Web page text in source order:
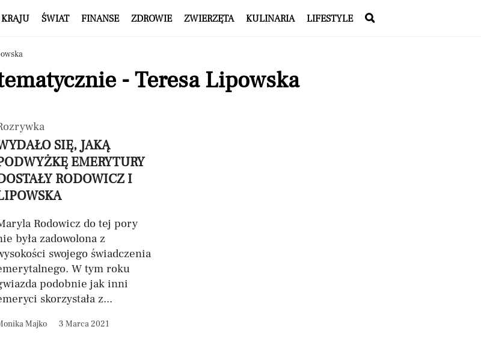
ŚWIAT FINANSE ZDROWIE ZWIERZĘTA KULINARIA LIFESTYLE
- Teresa Lipowska
SIĘ, JAKĄ
EMERYTURY
RODOWICZ I
Rodowicz do tej pory
była zadowolona z
swojego świadczenia
W tym roku
podobnie jak inni
skorzystała z...
Majko 3 Marca 2021